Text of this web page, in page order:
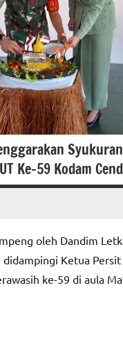
Syukuran
Ke-59 Kodam
oleh Dandim
didampingi Ketua
ke-59 di aula